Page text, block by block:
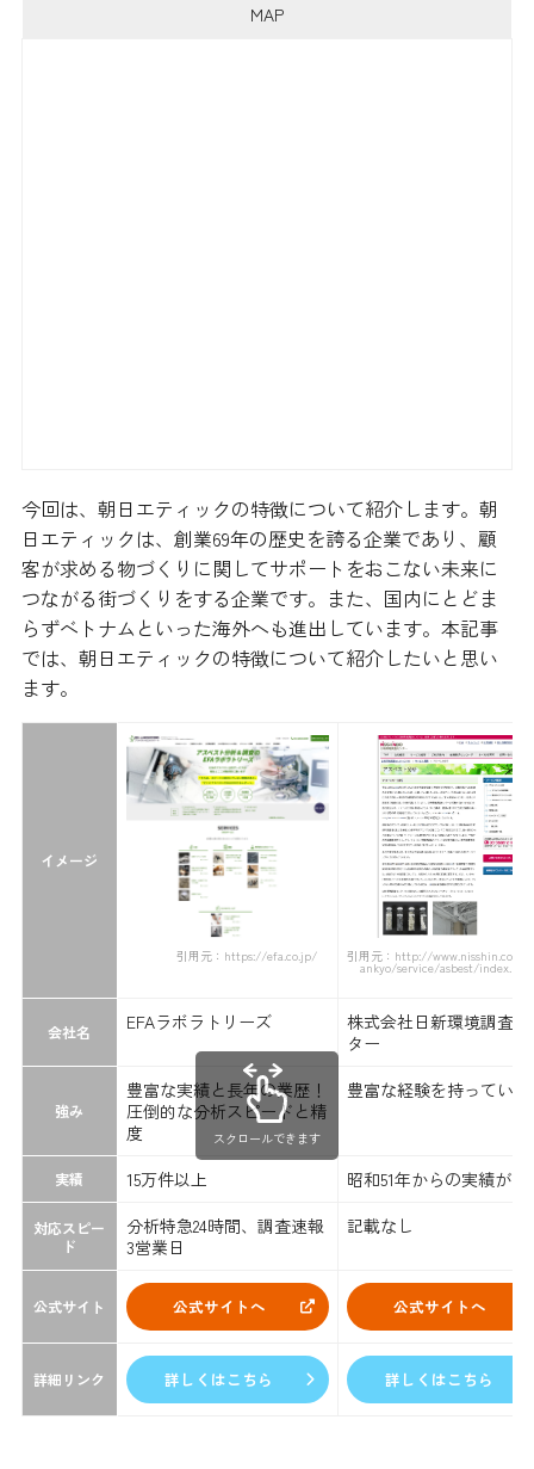
MAP
今回は、朝日エティックの特徴について紹介します。朝
日エティックは、創業69年の歴史を誇る企業であり、顧
客が求める物づくりに関してサポートをおこない未来に
つながる街づくりをする企業です。また、国内にとどま
らずベトナムといった海外へも進出しています。本記事
では、朝日エティックの特徴について紹介したいと思い
ます。
イメージ
引用元：https://efa.co.jp/ 引用元：http://www.nisshin.co.jp/
ankyo/service/asbest/
会社名 EFAラボラトリーズ
株式会社日新環境調査
ター
強み
豊富な実績と長年の業歴！
圧倒的な分析スピードと精
度
豊富な経験を持っている
実績 15万件以上 昭和51年からの実績があ
対応スピー
ド
分析特急24時間、調査速報
3営業日
記載なし
公式サイト 公式サイトへ 公式サイトへ
詳細リンク 詳しくはこちら 詳しくはこちら
スクロールできます